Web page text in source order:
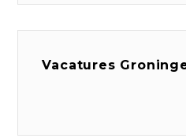
Vacatures